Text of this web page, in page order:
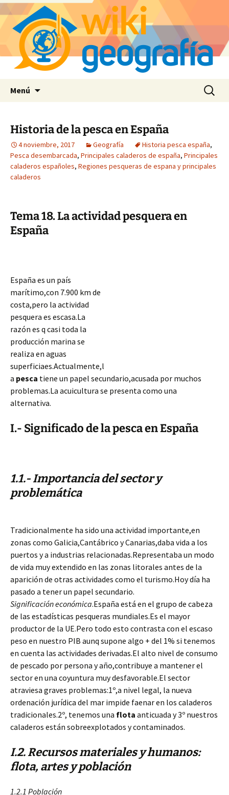
Menú Buscar:
Historia de la pesca en España
4 noviembre, 2017 Geografía Historia pesca españa,
Pesca desembarcada, Principales caladeros de españa, Principales
caladeros españoles, Regiones pesqueras de espana y principales
caladeros
Tema 18. La actividad pesquera en
España
España es un país
marítimo,con 7.900 km de
costa,pero la actividad
pesquera es escasa.La
razón es q casi toda la
producción marina se
realiza en aguas
superficiaes.Actualmente,l
a pesca tiene un papel secundario,acusada por muchos
problemas.La acuicultura se presenta como una
alternativa.
I.- Significado de la pesca en España
1.1.- Importancia del sector y
problemática
Tradicionalmente ha sido una actividad importante,en
zonas como Galicia,Cantábrico y Canarias,daba vida a los
puertos y a industrias relacionadas.Representaba un modo
de vida muy extendido en las zonas litorales antes de la
aparición de otras actividades como el turismo.Hoy día ha
pasado a tener un papel secundario.
Significación económica.España está en el grupo de cabeza
de las estadísticas pesqueras mundiales.Es el mayor
productor de la UE.Pero todo esto contrasta con el escaso
peso en nuestro PIB aunq supone algo + del 1% si tenemos
en cuenta las actividades derivadas.El alto nivel de consumo
de pescado por persona y año,contribuye a mantener el
sector en una coyuntura muy desfavorable.El sector
atraviesa graves problemas:1º,a nivel legal, la nueva
ordenación jurídica del mar impide faenar en los caladeros
tradicionales.2º, tenemos una flota anticuada y 3º nuestros
caladeros están sobreexplotados y contaminados.
I.2. Recursos materiales y humanos:
flota, artes y población
1.2.1 Población